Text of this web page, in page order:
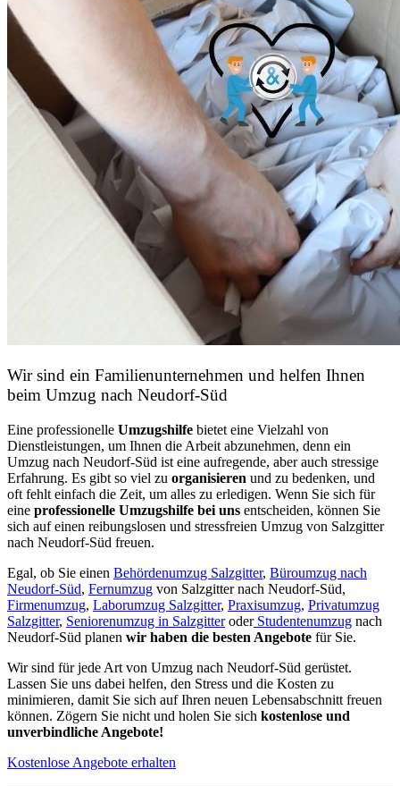
Wir sind ein Familienunternehmen und helfen Ihnen
beim Umzug nach Neudorf-Süd
Eine professionelle Umzugshilfe bietet eine Vielzahl von
Dienstleistungen, um Ihnen die Arbeit abzunehmen, denn ein
Umzug nach Neudorf-Süd ist eine aufregende, aber auch stressige
Erfahrung. Es gibt so viel zu organisieren und zu bedenken, und
oft fehlt einfach die Zeit, um alles zu erledigen. Wenn Sie sich für
eine professionelle Umzugshilfe bei uns entscheiden, können Sie
sich auf einen reibungslosen und stressfreien Umzug von Salzgitter
nach Neudorf-Süd freuen.
Egal, ob Sie einen Behördenumzug Salzgitter, Büroumzug nach
Neudorf-Süd, Fernumzug von Salzgitter nach Neudorf-Süd,
Firmenumzug, Laborumzug Salzgitter, Praxisumzug, Privatumzug
Salzgitter, Seniorenumzug in SalzgitteroderStudentenumzug nach
Neudorf-Süd planen wir haben die besten Angebote für Sie.
Wir sind für jede Art von Umzug nach Neudorf-Süd gerüstet.
Lassen Sie uns dabei helfen, den Stress und die Kosten zu
minimieren, damit Sie sich auf Ihren neuen Lebensabschnitt freuen
können. Zögern Sie nicht und holen Sie sich kostenlose und
unverbindliche Angebote!
Kostenlose Angebote erhalten